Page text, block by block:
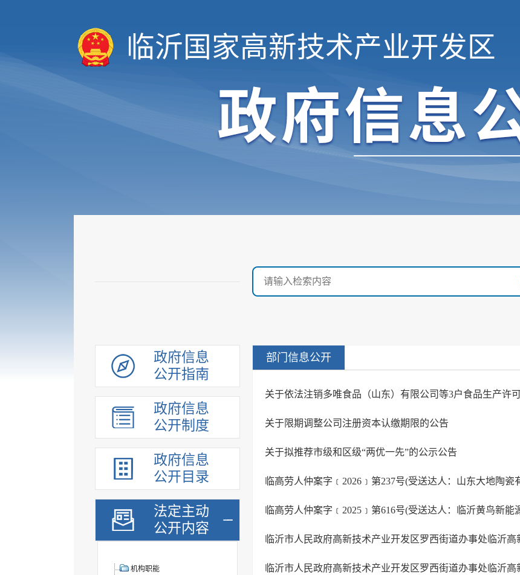
临沂国家高新技术产业开发区
政府信息
公开指南
政府信息
公开制度
政府信息
公开目录
法定主动
公开内容
机构职能
部门信息公开
关于限期调整公司注册资本认缴期限的公告
关于拟推荐市级和区级“两优一先”的公示公告